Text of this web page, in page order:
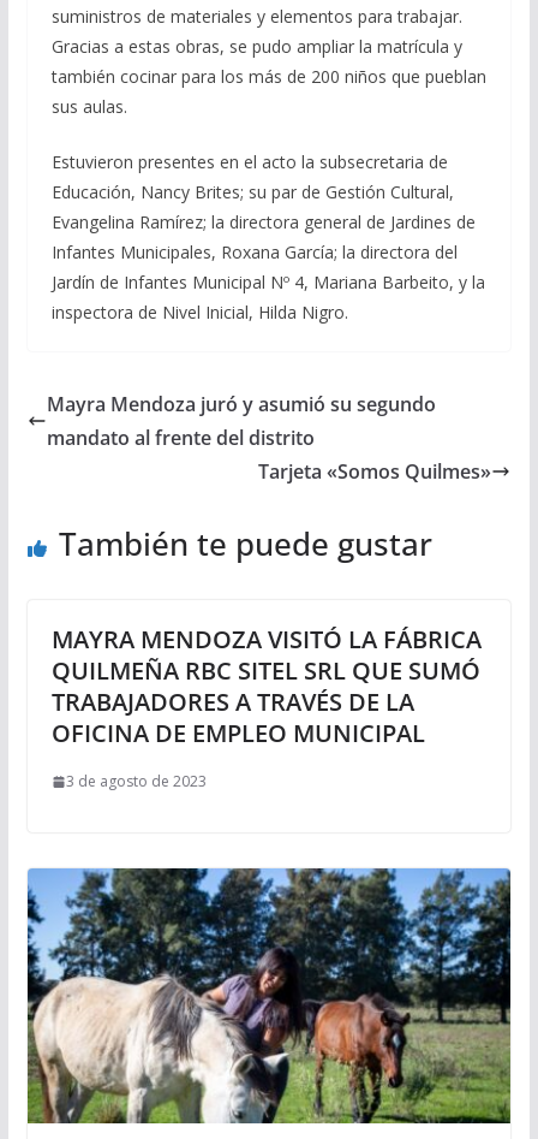
suministros de materiales y elementos para trabajar.
Gracias a estas obras, se pudo ampliar la matrícula y
también cocinar para los más de 200 niños que pueblan
sus aulas.
Estuvieron presentes en el acto la subsecretaria de
Educación, Nancy Brites; su par de Gestión Cultural,
Evangelina Ramírez; la directora general de Jardines de
Infantes Municipales, Roxana García; la directora del
Jardín de Infantes Municipal Nº 4, Mariana Barbeito, y la
inspectora de Nivel Inicial, Hilda Nigro.
Mayra Mendoza juró y asumió su segundo
mandato al frente del distrito
Tarjeta «Somos Quilmes»
También te puede gustar
MAYRA MENDOZA VISITÓ LA FÁBRICA
QUILMEÑA RBC SITEL SRL QUE SUMÓ
TRABAJADORES A TRAVÉS DE LA
OFICINA DE EMPLEO MUNICIPAL
3 de agosto de 2023